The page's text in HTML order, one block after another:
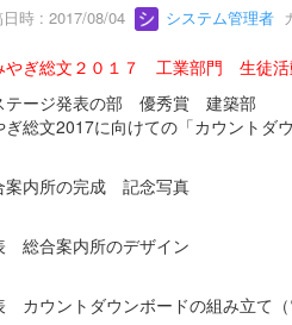
時 : 2017/08/04 システム管理者
ぎ総文２０１７ 工業部門 生徒
ージ発表の部 優秀賞 建築部
ぎ総文2017に向けての「カウント
案内所の完成 記念写真
総合案内所のデザイン
カウントダウンボードの組み立て（